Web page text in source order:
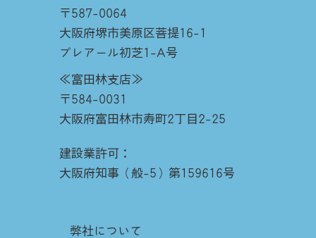
〒587-0064
大阪府堺市美原区菩提16-1
プレアール初芝1-A号
≪富田林支店≫
〒584-0031
大阪府富田林市寿町2丁目2-25
建設業許可：
大阪府知事（般-5）第159616号
弊社について